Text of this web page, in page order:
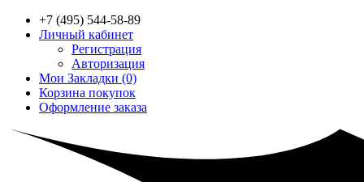
+7 (495) 544-58-89
Личный кабинет
Регистрация
Авторизация
Мои Закладки (0)
Корзина покупок
Оформление заказа